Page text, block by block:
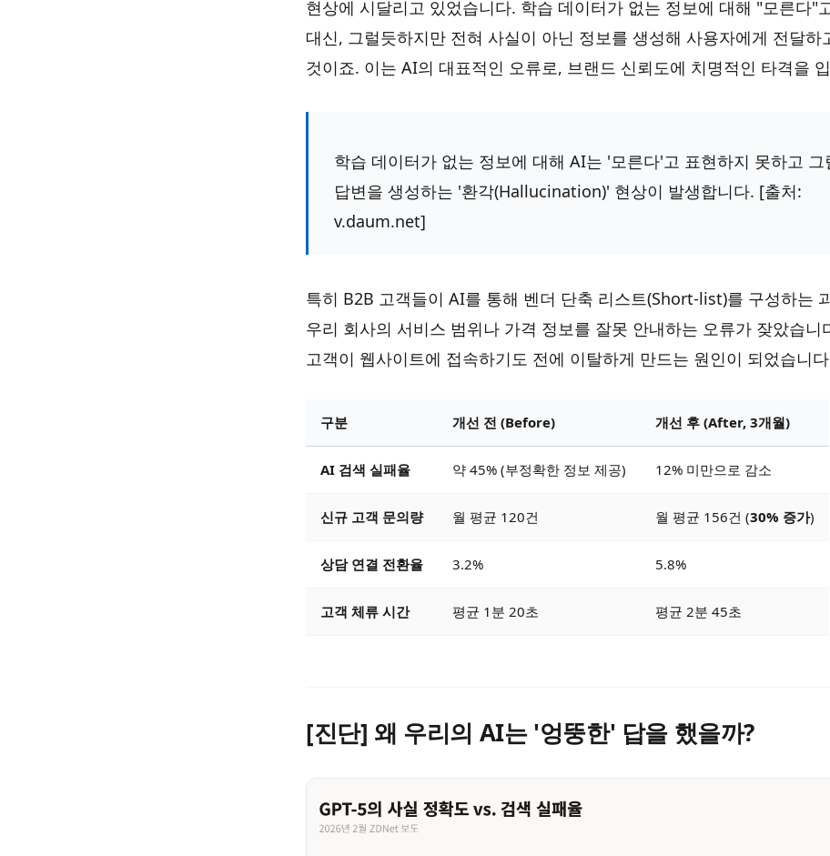
현상에 시달리고 있었습니다. 학습 데이터가 없는 정보에 대해 "모른다"
대신, 그럴듯하지만 전혀 사실이 아닌 정보를 생성해 사용자에게 전달하
것이죠. 이는 AI의 대표적인 오류로, 브랜드 신뢰도에 치명적인 타격을
학습 데이터가 없는 정보에 대해 AI는 '모른다'고 표현하지 못하고 그
답변을 생성하는 '환각(Hallucination)' 현상이 발생합니다. [출처:
v.daum.net]
특히 B2B 고객들이 AI를 통해 벤더 단축 리스트(Short-list)를 구성하는
우리 회사의 서비스 범위나 가격 정보를 잘못 안내하는 오류가 잦았습니
고객이 웹사이트에 접속하기도 전에 이탈하게 만드는 원인이 되었습니
구분 개선 전 (Before) 개선 후 (After, 3개월)
AI 검색 실패율 약 45% (부정확한 정보 제공) 12% 미만으로 감소
신규 고객 문의량 월 평균 120건 월 평균 156건 (30% 증가)
상담 연결 전환율 3.2% 5.8%
고객 체류 시간 평균 1분 20초 평균 2분 45초
[진단] 왜 우리의 AI는 '엉뚱한' 답을 했을까?